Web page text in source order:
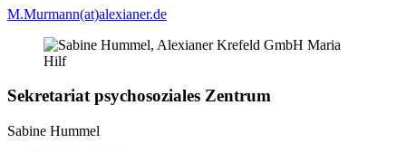
M.Murmann(at)alexianer.de
Sekretariat psychosoziales Zentrum
Sabine Hummel